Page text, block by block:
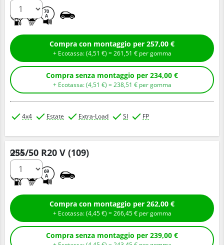
70
A
Compra con montaggio per 257,00 €
+ Ecotassa: (4,51 € ) =261,51 € per gomma
Compra senza montaggio per 234,00 €
+ Ecotassa: (4,51 € ) =238,51 € per gomma
4x4 Estate Extra-Load SI FP
255/50 R20 V (109)
69
A
Q.tà
Compra con montaggio per 262,00 €
+ Ecotassa: (4,45€ ) =266,45€ per gomma
Compra senza montaggio per 239,00 €